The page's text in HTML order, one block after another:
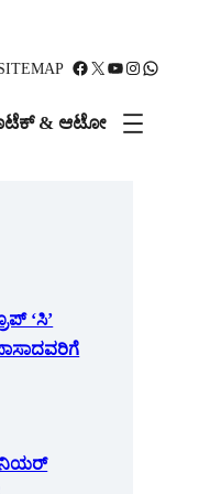
Facebook X YouTube Instagram WhatsApp
ಟೆಕ್ & ಆಟೋ
‘ಸಿ’